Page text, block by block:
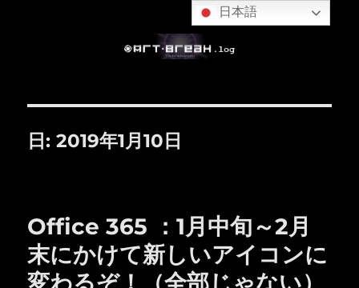
日:2019年1月10日
Office 365 ：1月中旬～2月
末にかけて新しいアイコンに
変わるぞ！（全部じゃない）
日本語